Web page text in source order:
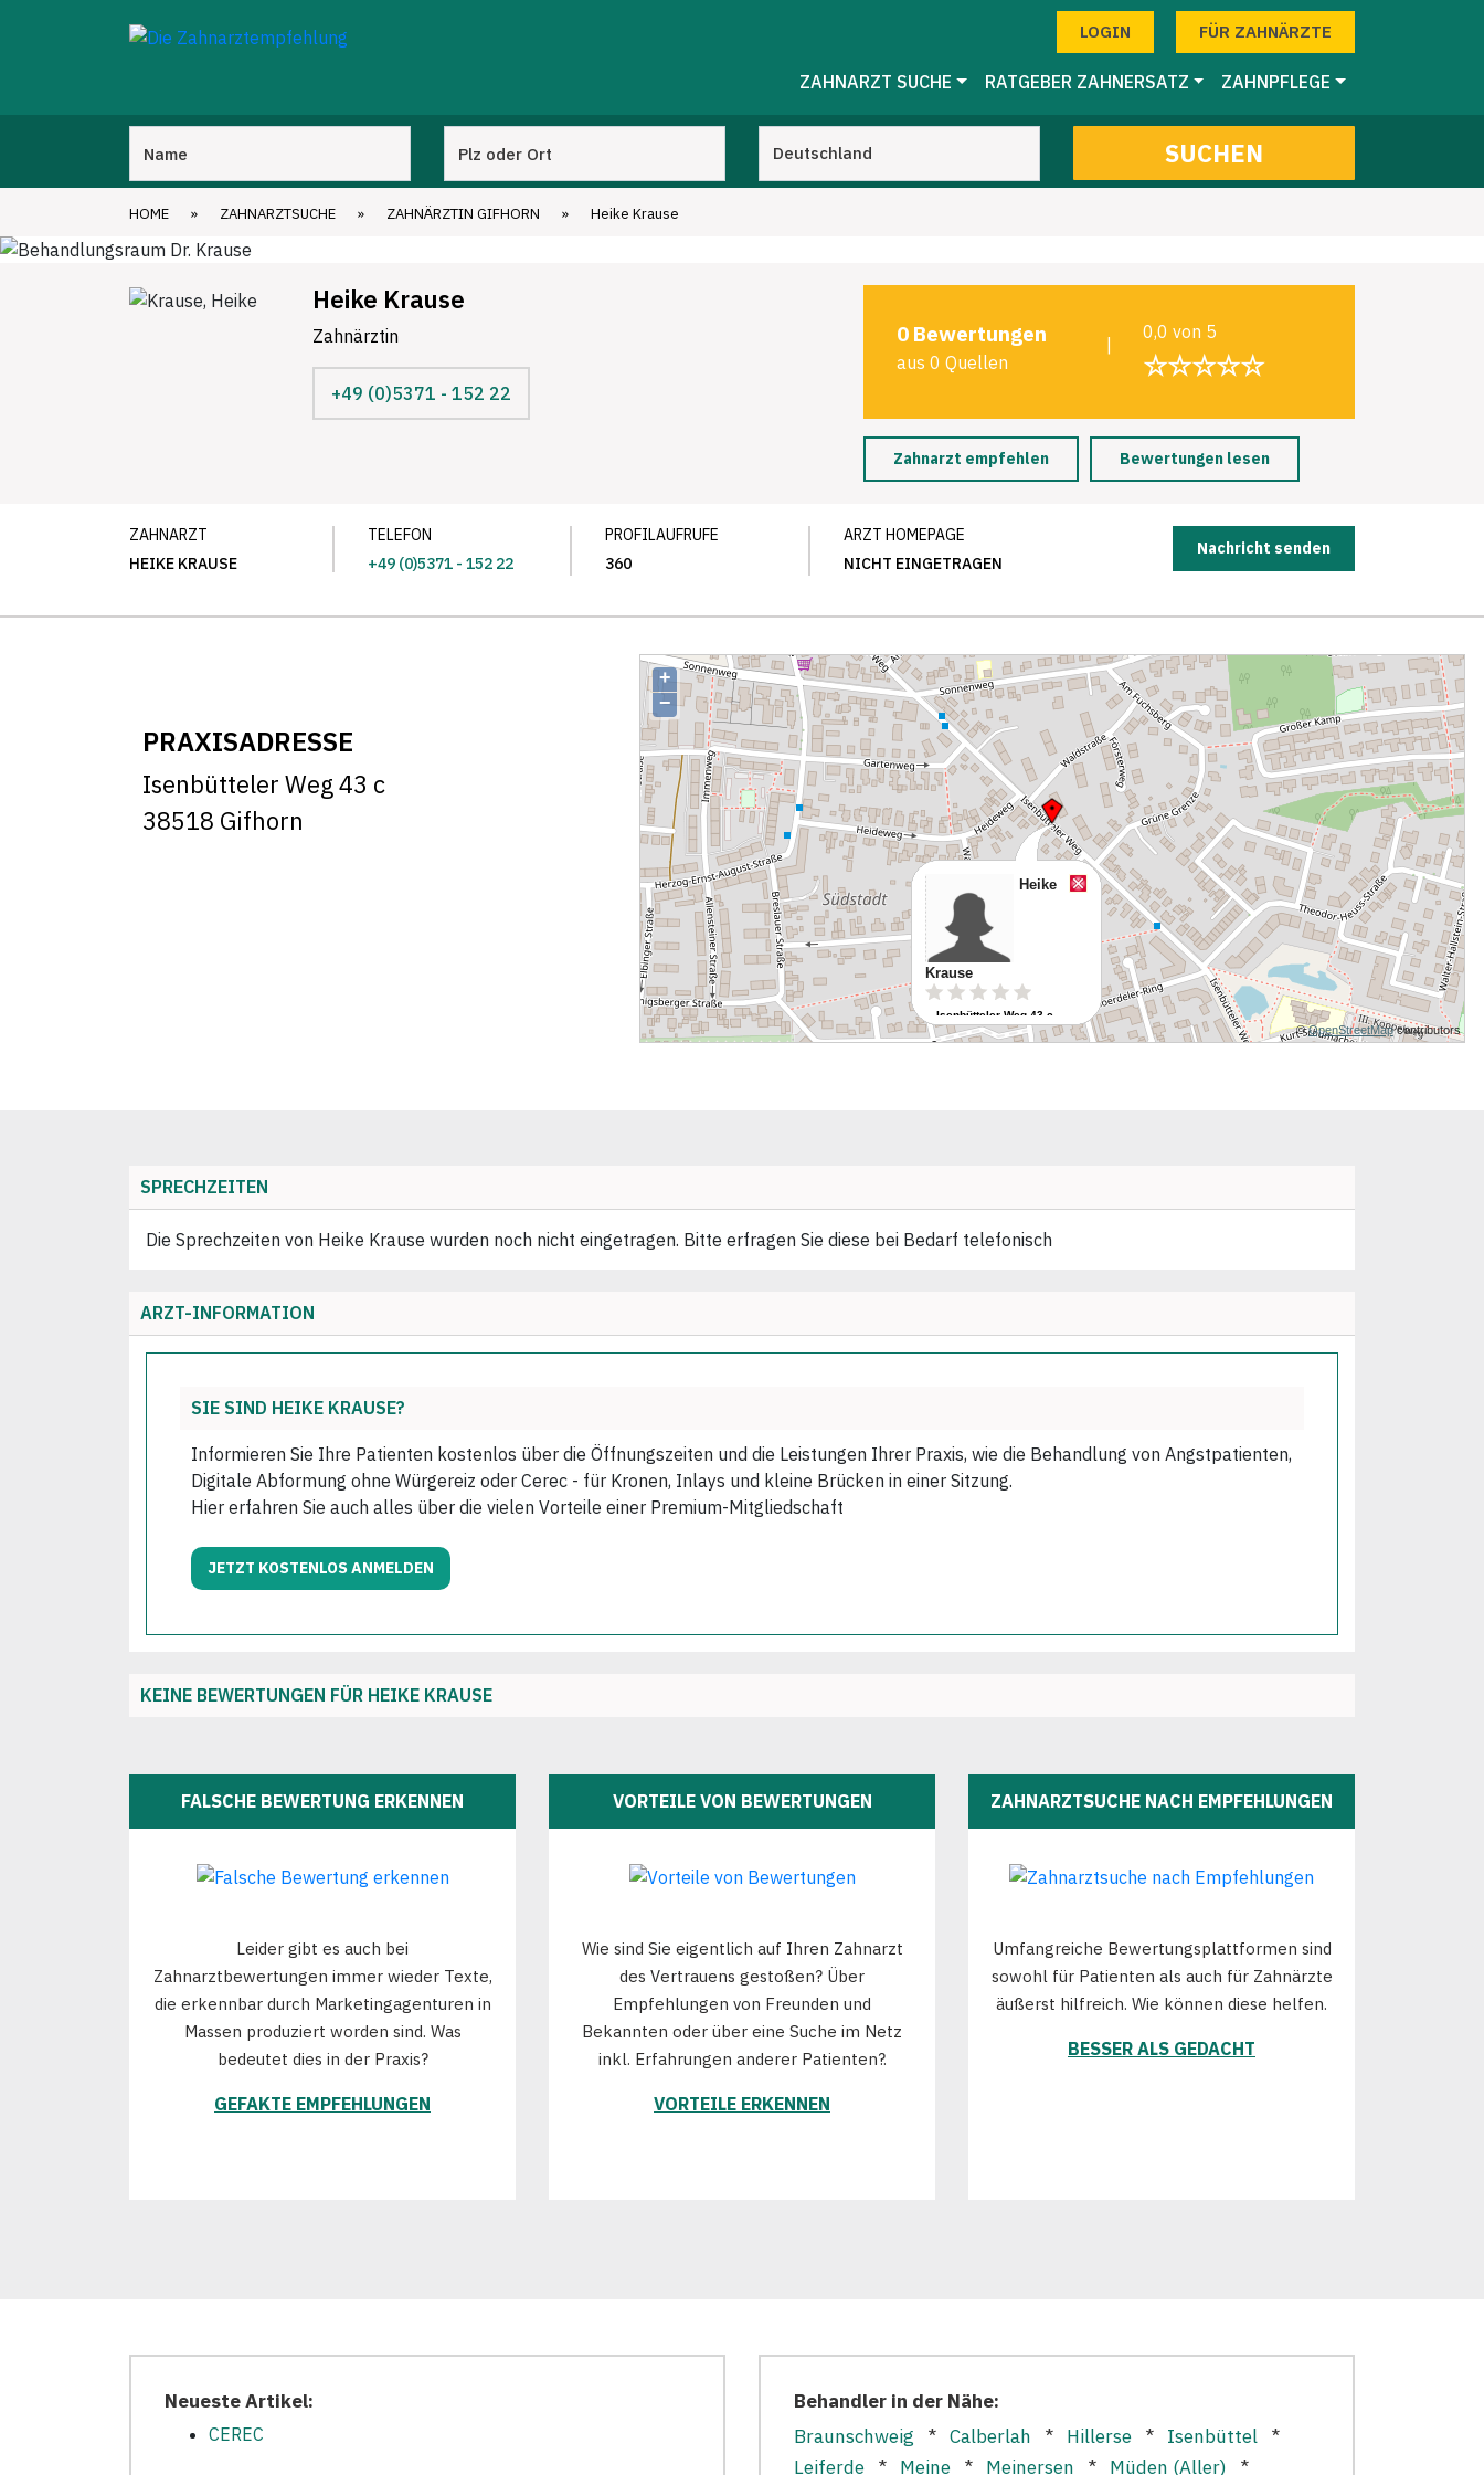
LOGIN FÜR ZAHNÄRZTE
ZAHNARZT SUCHE RATGEBER ZAHNERSATZ ZAHNPFLEGE
SUCHEN
HOME » ZAHNARZTSUCHE » ZAHNÄRZTIN GIFHORN » Heike Krause
Heike Krause
Zahnärztin
+49 (0)5371 - 152 22
0 Bewertungen
aus 0 Quellen
0,0 von 5
☆☆☆☆☆
Zahnarzt empfehlen Bewertungen lesen
ZAHNARZT
HEIKE KRAUSE
TELEFON
+49 (0)5371 - 152 22
PROFILAUFRUFE
360
ARZT HOMEPAGE
NICHT EINGETRAGEN
Nachricht senden
PRAXISADRESSE
Isenbütteler Weg 43 c
38518 Gifhorn
SPRECHZEITEN
Die Sprechzeiten von Heike Krause wurden noch nicht eingetragen. Bitte erfragen Sie diese bei Bedarf telefonisch
ARZT-INFORMATION
SIE SIND HEIKE KRAUSE?
Informieren Sie Ihre Patienten kostenlos über die Öffnungszeiten und die Leistungen Ihrer Praxis, wie die Behandlung von Angstpatienten,
Digitale Abformung ohne Würgereiz oder Cerec - für Kronen, Inlays und kleine Brücken in einer Sitzung.
Hier erfahren Sie auch alles über die vielen Vorteile einer Premium-Mitgliedschaft
JETZT KOSTENLOS ANMELDEN
KEINE BEWERTUNGEN FÜR HEIKE KRAUSE
FALSCHE BEWERTUNG ERKENNEN
Leider gibt es auch bei
Zahnarztbewertungen immer wieder Texte,
die erkennbar durch Marketingagenturen in
Massen produziert worden sind. Was
bedeutet dies in der Praxis?
GEFAKTE EMPFEHLUNGEN
VORTEILE VON BEWERTUNGEN
Wie sind Sie eigentlich auf Ihren Zahnarzt
des Vertrauens gestoßen? Über
Empfehlungen von Freunden und
Bekannten oder über eine Suche im Netz
inkl. Erfahrungen anderer Patienten?.
VORTEILE ERKENNEN
ZAHNARZTSUCHE NACH EMPFEHLUNGEN
Umfangreiche Bewertungsplattformen sind
sowohl für Patienten als auch für Zahnärzte
äußerst hilfreich. Wie können diese helfen.
BESSER ALS GEDACHT
Neueste Artikel:
CEREC
Behandler in der Nähe:
Braunschweig * Calberlah * Hillerse * Isenbüttel *
Leiferde * Meine * Meinersen * Müden (Aller) *